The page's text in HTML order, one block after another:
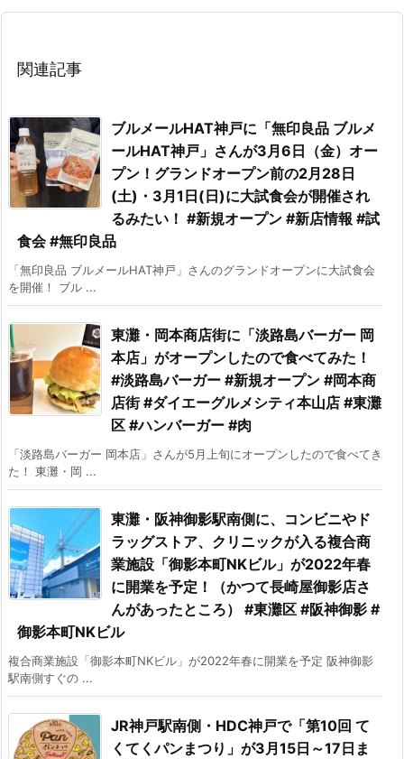
関連記事
ブルメールHAT神戸に「無印良品 ブルメ
ールHAT神戸」さんが3月6日（金）オー
プン！グランドオープン前の2月28日
(土)・3月1日(日)に大試食会が開催され
るみたい！ #新規オープン #新店情報 #試
食会 #無印良品
「無印良品 ブルメールHAT神戸」さんのグランドオープンに大試食会
を開催！ ブル ...
東灘・岡本商店街に「淡路島バーガー 岡
本店」がオープンしたので食べてみた！
#淡路島バーガー #新規オープン #岡本商
店街 #ダイエーグルメシティ本山店 #東灘
区 #ハンバーガー #肉
「淡路島バーガー 岡本店」さんが5月上旬にオープンしたので食べてき
た！ 東灘・岡 ...
東灘・阪神御影駅南側に、コンビニやド
ラッグストア、クリニックが入る複合商
業施設「御影本町NKビル」が2022年春
に開業を予定！（かつて長崎屋​御影店さ
んがあったところ） #東灘区 #阪神御影 #
御影本町NKビル
複合商業施設「御影本町NKビル」が2022年春に開業を予定 阪神御影
駅南側すぐの ...
JR神戸駅南側・HDC神戸で「第10回 て
くてくパンまつり」が3月15日～17日ま